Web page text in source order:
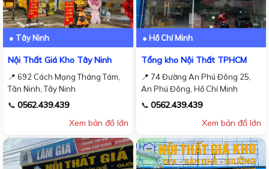
● Tây Ninh
Nội Thất Giá Kho Tây Ninh
📍 692 Cách Mạng Tháng Tám,
Tân Ninh, Tây Ninh
📞 0562.439.439
Xem bản đồ lớn
● Hồ Chí Minh
Tổng kho Nội Thất TPHCM
📍 74 Đường An Phú Đông 25,
An Phú Đông, Hồ Chí Minh
📞 0562.439.439
Xem bản đồ lớn